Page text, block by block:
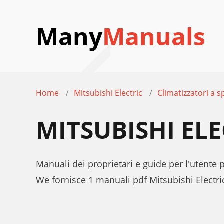
ManyManuals
Home Mitsubishi Electric Climatizzatori a
MITSUBISHI
Manuali dei proprietari e guide per l'utente
We fornisce 1 manuali pdf Mitsubishi